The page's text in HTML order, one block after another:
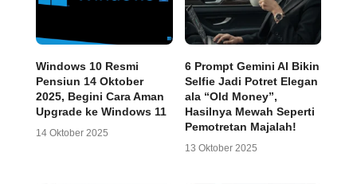
Windows 10 Resmi
Pensiun 14 Oktober
2025, Begini Cara Aman
Upgrade ke Windows 11
14 Oktober 2025
6 Prompt Gemini AI Bikin
Selfie Jadi Potret Elegan
ala “Old Money”,
Hasilnya Mewah Seperti
Pemotretan Majalah!
13 Oktober 2025